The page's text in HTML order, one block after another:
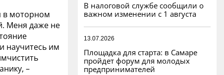
в моторном
Меня даже не
научитесь им
–
В налоговой службе сообщили о
важном изменении с 1 августа
13.07.2026
Площадка для старта: в Самаре
пройдет форум для молодых
предпринимателей